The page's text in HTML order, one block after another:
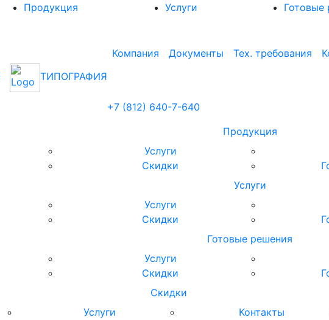
ТИПОГРАФИЯ
Компания Документы Тех. требования
+7 (812) 640-7-640
Продукция Услуги Готовые
Продукция
Услуги
Скидки
Услуги
Услуги
Скидки
Готовые решения
Услуги
Скидки
Скидки
Услуги Контакты